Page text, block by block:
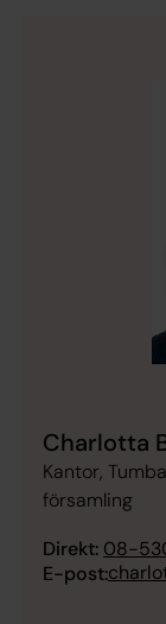
Charlotta
Kantor,
församling
Direkt: 08-
E-post: